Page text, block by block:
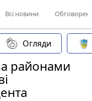
Всі новини
Огляди
районами